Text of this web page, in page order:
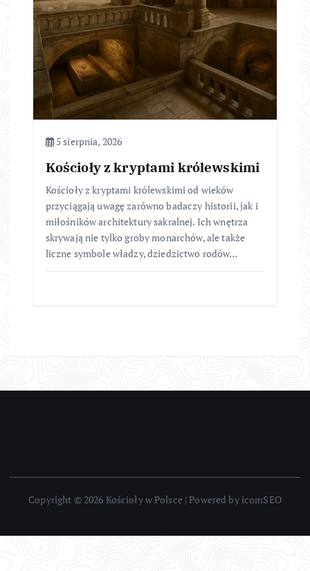
5 sierpnia, 2026
Kościoły z kryptami królewskimi
Kościoły z kryptami królewskimi od wieków
przyciągają uwagę zarówno badaczy historii, jak i
miłośników architektury sakralnej. Ich wnętrza
skrywają nie tylko groby monarchów, ale także
liczne symbole władzy, dziedzictwo rodów…
Copyright © 2026 Kościoły w Polsce | Powered by icomSEO